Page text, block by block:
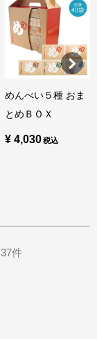
めんべい５種 おま
とめＢＯＸ
¥ 4,030
37件